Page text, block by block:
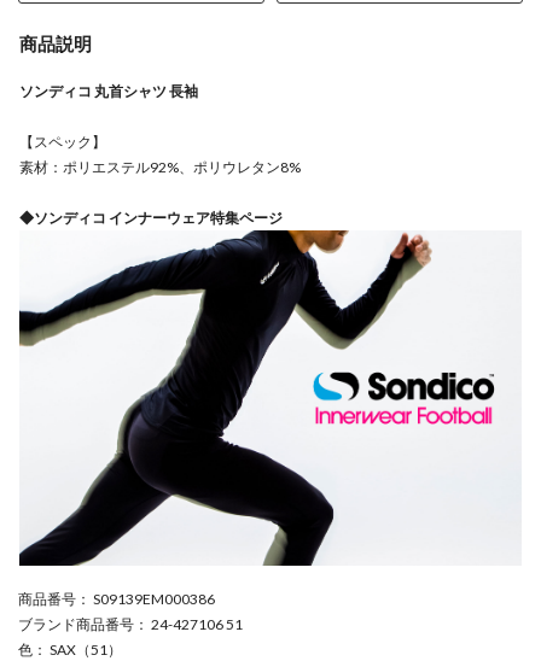
商品説明
ソンディコ 丸首シャツ 長袖
【スペック】
素材：ポリエステル92%、ポリウレタン8%
◆ソンディコ インナーウェア特集ページ
商品番号 ： S09139EM000386
ブランド商品番号 ： 24-427106 51
色 ： SAX（51）